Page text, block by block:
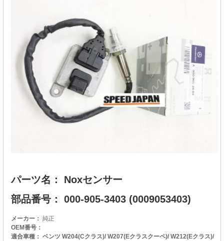
パーツ名： Noxセンサー
部品番号： 000-905-3403 (0009053403)
メーカー： 純正
OEM番号：
適合車種： ベンツ W204(Cクラス)/ W207(Eクラスクーペ)/ W212(Eクラス)/